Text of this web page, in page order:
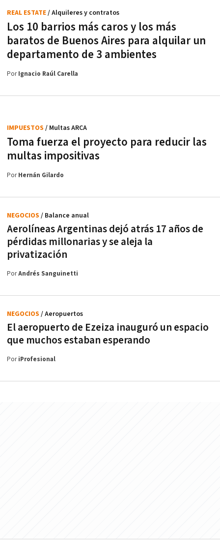
Los 10 barrios más caros y los más
baratos de Buenos Aires para alquilar un
departamento de 3 ambientes
REAL ESTATE/ Alquileres y contratos
PorIgnacio Raúl Carella
Toma fuerza el proyecto para reducir las
multas impositivas
IMPUESTOS / Multas ARCA
PorHernán Gilardo
Aerolíneas Argentinas dejó atrás 17 años de
pérdidas millonarias y se aleja la
privatización
NEGOCIOS / Balance anual
PorAndrés Sanguinetti
El aeropuerto de Ezeiza inauguró un espacio
que muchos estaban esperando
NEGOCIOS / Aeropuertos
PoriProfesional